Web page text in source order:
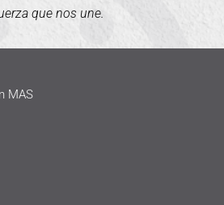
que nos une.
MAS